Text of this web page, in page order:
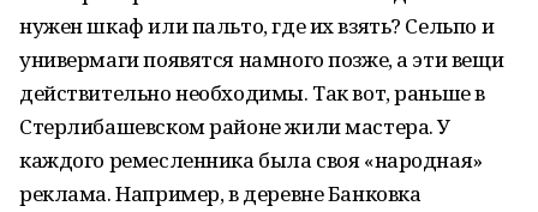
нужен шкаф или пальто, где их взять? Сельпо и
универмаги появятся намного позже, а эти вещи
действительно необходимы. Так вот, раньше в
Стерлибашевском районе жили мастера. У
каждого ремесленника была своя «народная»
реклама. Например, в деревне Банковка